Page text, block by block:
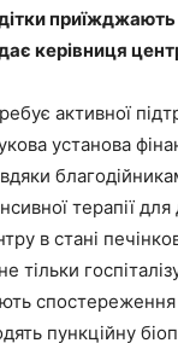
приїжджають
керівниця
активної
установа
терапії для
в стані
тільки
спостереження
пункційну